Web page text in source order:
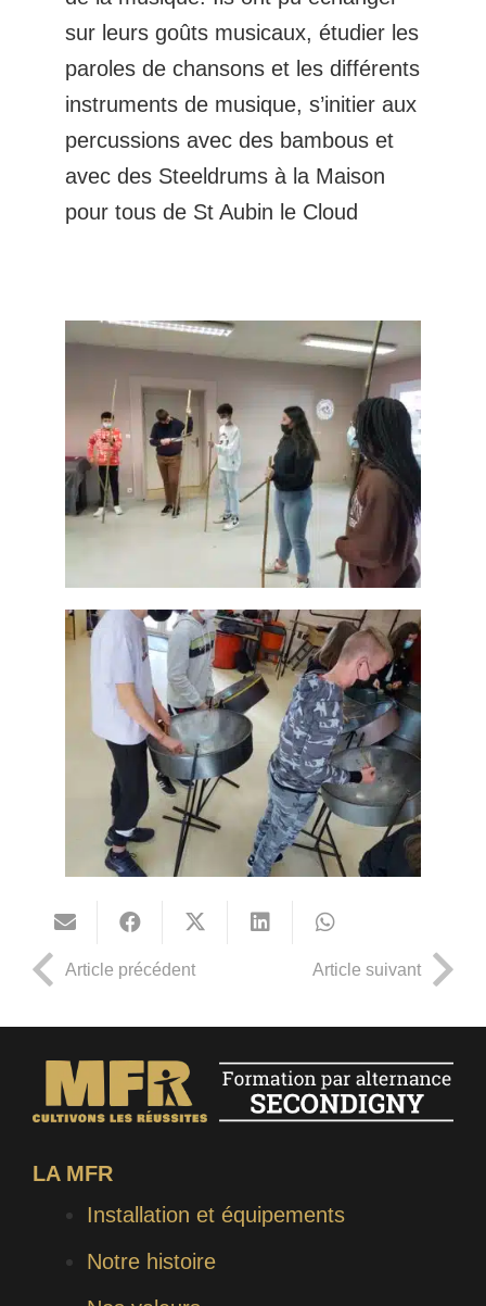
sur leurs goûts musicaux, étudier les
paroles de chansons et les différents
instruments de musique, s’initier aux
percussions avec des bambous et
avec des Steeldrums à la Maison
pour tous de St Aubin le Cloud
Article précédent Article suivant
LA MFR
Installation et équipements
Notre histoire